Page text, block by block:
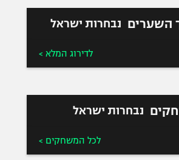
אופניים
בייסבול MLB
ספורט אתגרי
אומנויות לחימה
השערים נבחרות ישראל
לדירוג המלא >
נבחרות ישראל
לכל המשחקים >